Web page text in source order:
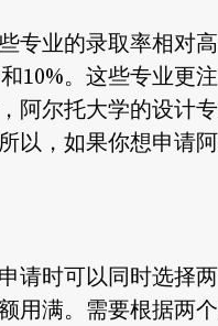
专业的录取率相对
10%。这些专业更
阿尔托大学的设计
以，如果你想申请
请时可以同时选择
用满。需要根据两